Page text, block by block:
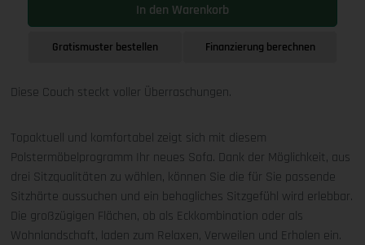
In den Warenkorb
Gratismuster bestellen Finanzierung berechnen
Diese Couch steckt voller Überraschungen.
Topaktuell und komfortabel zeigt sich mit diesem
Polstermöbelprogramm Ihr neues Sofa. Dank der Möglichkeit, aus
drei Sitzqualitäten zu wählen, können Sie die für Sie passende
Sitzhärte aussuchen und ein behagliches Sitzgefühl wird erlebbar.
Die großzügigen Flächen, ob als Eckkombination oder als
Wohnlandschaft, laden zum Relaxen, Verweilen und Erholen ein.